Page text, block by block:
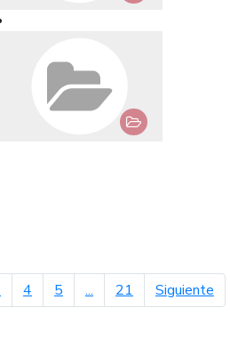
4 5 ... 21 Siguiente